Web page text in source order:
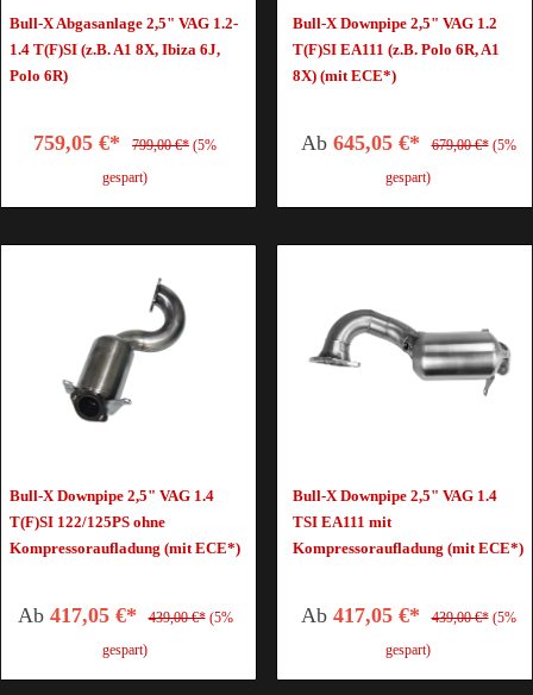
Bull-X Abgasanlage 2,5" VAG 1.2-
1.4 T(F)SI (z.B. A1 8X, Ibiza 6J,
Polo 6R)
759,05 €* 799,00 €* (5%
gespart)
Bull-X Downpipe 2,5" VAG 1.2
T(F)SI EA111 (z.B. Polo 6R, A1
8X) (mit ECE*)
Ab 645,05 €* 679,00 €* (5%
gespart)
Bull-X Downpipe 2,5" VAG 1.4
T(F)SI 122/125PS ohne
Kompressoraufladung (mit ECE*)
Ab 417,05 €* 439,00 €* (5%
gespart)
Bull-X Downpipe 2,5" VAG 1.4
TSI EA111 mit
Kompressoraufladung (mit ECE*)
Ab 417,05 €* 439,00 €* (5%
gespart)